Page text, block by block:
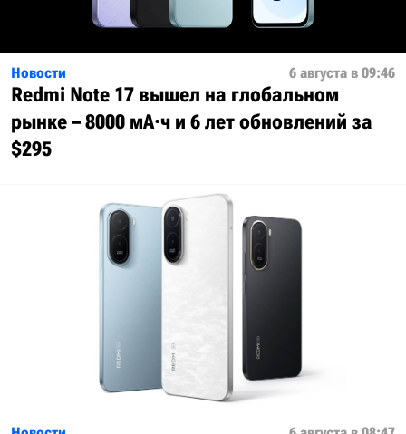
Новости 6 августа в 09:46
Redmi Note 17 вышел на глобальном
рынке – 8000 мА·ч и 6 лет обновлений за
$295